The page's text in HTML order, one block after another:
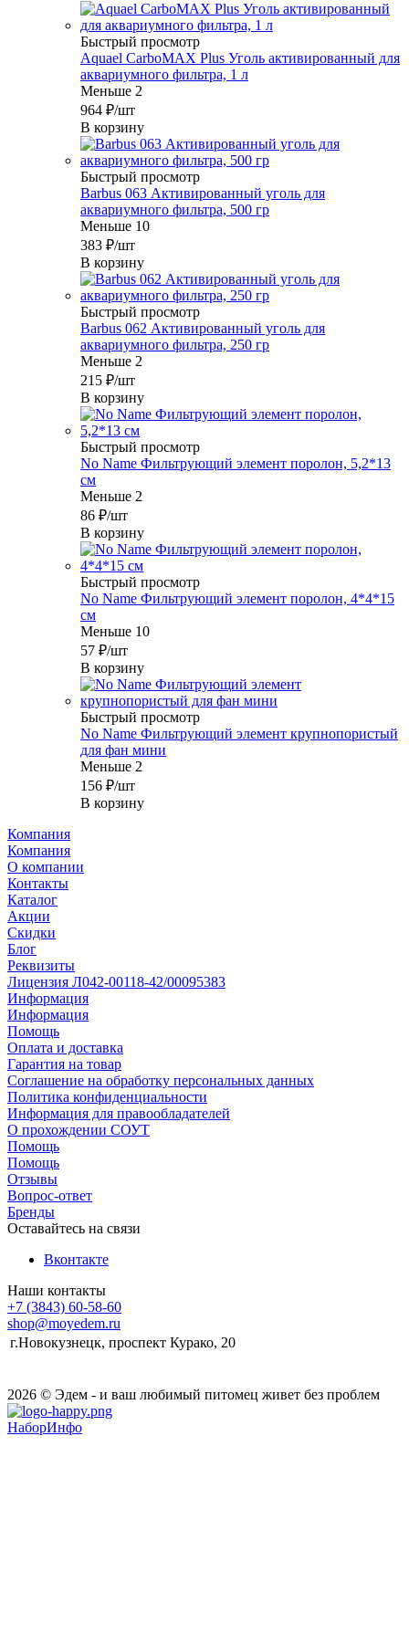
Быстрый просмотр
Aquael CarboMAX Plus Уголь активированный для
аквариумного фильтра, 1 л
Меньше 2
964 ₽/шт
В корзину
Быстрый просмотр
Barbus 063 Активированный уголь для
аквариумного фильтра, 500 гр
Меньше 10
383 ₽/шт
В корзину
Быстрый просмотр
Barbus 062 Активированный уголь для
аквариумного фильтра, 250 гр
Меньше 2
215 ₽/шт
В корзину
Быстрый просмотр
No Name Фильтрующий элемент поролон, 5,2*13
см
Меньше 2
86 ₽/шт
В корзину
Быстрый просмотр
No Name Фильтрующий элемент поролон, 4*4*15
см
Меньше 10
57 ₽/шт
В корзину
Быстрый просмотр
No Name Фильтрующий элемент крупнопористый
для фан мини
Меньше 2
156 ₽/шт
В корзину
Компания
Компания
О компании
Контакты
Каталог
Акции
Скидки
Блог
Реквизиты
Лицензия Л042-00118-42/00095383
Информация
Информация
Помощь
Оплата и доставка
Гарантия на товар
Соглашение на обработку персональных данных
Политика конфиденциальности
Информация для правообладателей
О прохождении СОУТ
Помощь
Помощь
Отзывы
Вопрос-ответ
Бренды
Оставайтесь на связи
Вконтакте
Наши контакты
+7 (3843) 60-58-60
shop@moyedem.ru
г.Новокузнецк, проспект Курако, 20
2026 © Эдем - и ваш любимый питомец живет без проблем
НаборИнфо